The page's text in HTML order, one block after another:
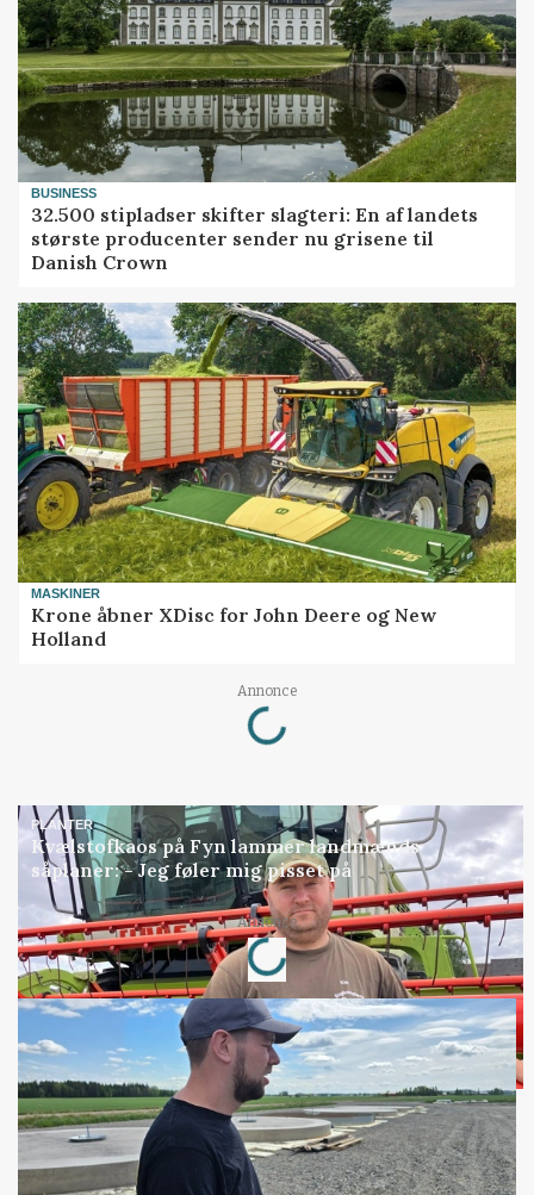
BUSINESS
32.500 stipladser skifter slagteri: En af landets
største producenter sender nu grisene til
Danish Crown
MASKINER
Krone åbner XDisc for John Deere og New
Holland
Annonce
Loading...
PLANTER
Kvælstofkaos på Fyn lammer landmænds
såplaner: - Jeg føler mig pisset på
Annonce
Loading...